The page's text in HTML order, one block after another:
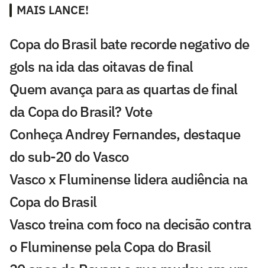
MAIS LANCE!
Copa do Brasil bate recorde negativo de
gols na ida das oitavas de final
Quem avança para as quartas de final
da Copa do Brasil? Vote
Conheça Andrey Fernandes, destaque
do sub-20 do Vasco
Vasco x Fluminense lidera audiência na
Copa do Brasil
Vasco treina com foco na decisão contra
o Fluminense pela Copa do Brasil